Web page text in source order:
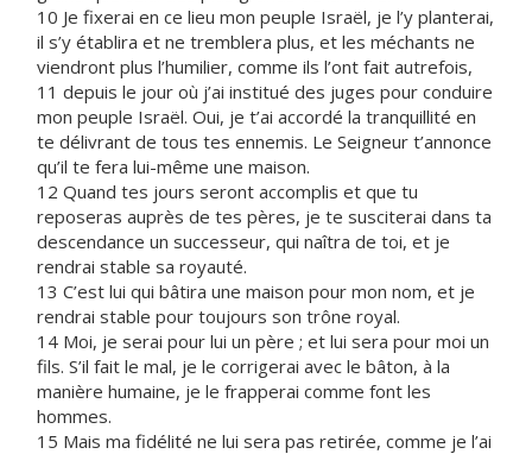
10 Je fixerai en ce lieu mon peuple Israël, je l’y planterai,
il s’y établira et ne tremblera plus, et les méchants ne
viendront plus l’humilier, comme ils l’ont fait autrefois,
11 depuis le jour où j’ai institué des juges pour conduire
mon peuple Israël. Oui, je t’ai accordé la tranquillité en
te délivrant de tous tes ennemis. Le Seigneur t’annonce
qu’il te fera lui-même une maison.
12 Quand tes jours seront accomplis et que tu
reposeras auprès de tes pères, je te susciterai dans ta
descendance un successeur, qui naîtra de toi, et je
rendrai stable sa royauté.
13 C’est lui qui bâtira une maison pour mon nom, et je
rendrai stable pour toujours son trône royal.
14 Moi, je serai pour lui un père ; et lui sera pour moi un
fils. S’il fait le mal, je le corrigerai avec le bâton, à la
manière humaine, je le frapperai comme font les
hommes.
15 Mais ma fidélité ne lui sera pas retirée, comme je l’ai